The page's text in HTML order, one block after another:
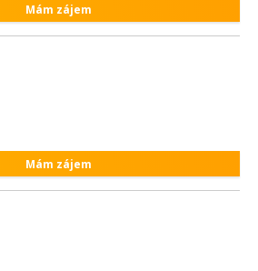
Mám zájem
Mám zájem